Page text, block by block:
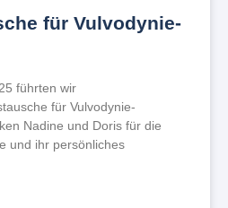
für Vulvodynie-
führten wir
für Vulvodynie-
Nadine und Doris für die
und ihr persönliches